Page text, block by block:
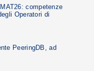
competenze
Operatori di
PeeringDB, ad